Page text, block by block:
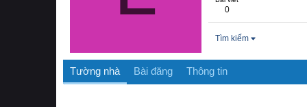
0
Tìm kiếm
Tường nhà Bài đăng Thông tin